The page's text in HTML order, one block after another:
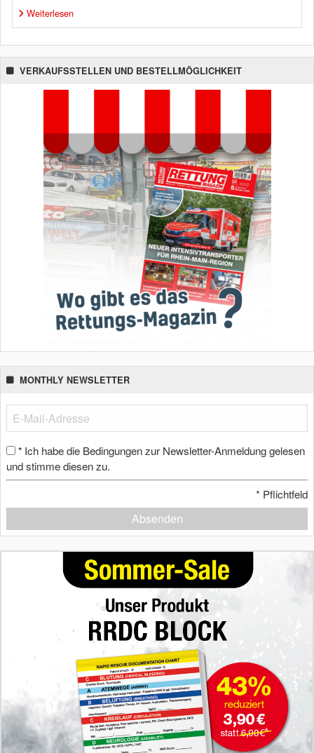
Weiterlesen
VERKAUFSSTELLEN UND BESTELLMÖGLICHKEIT
MONTHLY NEWSLETTER
* Ich habe die Bedingungen zur Newsletter-Anmeldung gelesen
und stimme diesen zu.
* Pflichtfeld
Absenden